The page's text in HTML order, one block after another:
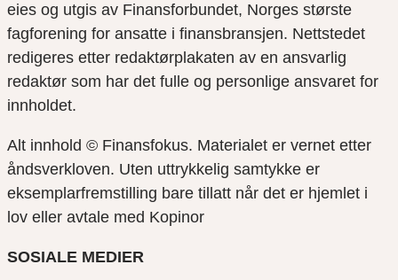
eies og utgis av Finansforbundet, Norges største
fagforening for ansatte i finansbransjen. Nettstedet
redigeres etter redaktørplakaten av en ansvarlig
redaktør som har det fulle og personlige ansvaret for
innholdet.
Alt innhold © Finansfokus. Materialet er vernet etter
åndsverkloven. Uten uttrykkelig samtykke er
eksemplarfremstilling bare tillatt når det er hjemlet i
lov eller avtale med Kopinor
SOSIALE MEDIER